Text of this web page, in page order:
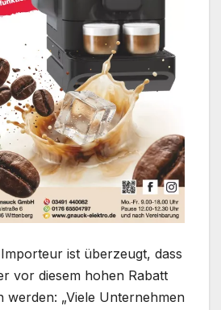
ist überzeugt, dass
vor diesem hohen Rabatt
„Viele Unternehmen